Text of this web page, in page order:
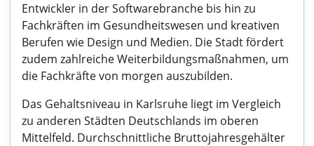
Entwickler in der Softwarebranche bis hin zu
Fachkräften im Gesundheitswesen und kreativen
Berufen wie Design und Medien. Die Stadt fördert
zudem zahlreiche Weiterbildungsmaßnahmen, um
die Fachkräfte von morgen auszubilden.
Das Gehaltsniveau in Karlsruhe liegt im Vergleich
zu anderen Städten Deutschlands im oberen
Mittelfeld. Durchschnittliche Bruttojahresgehälter